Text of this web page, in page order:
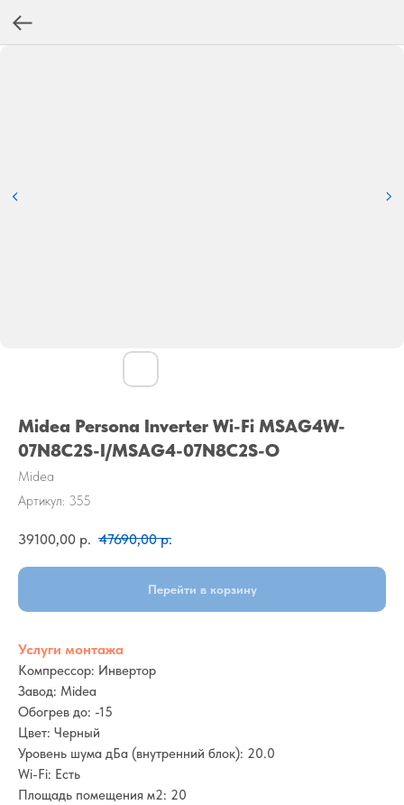
Midea Persona Inverter Wi-Fi MSAG4W-
07N8C2S-I/MSAG4-07N8C2S-O
Midea
Артикул: 355
39100,00 р. 47690,00 р.
Перейти в корзину
Услуги монтажа
Компрессор: Инвертор
Завод: Midea
Обогрев до: -15
Цвет: Черный
Уровень шума дБа (внутренний блок): 20.0
Wi-Fi: Есть
Площадь помещения м2: 20